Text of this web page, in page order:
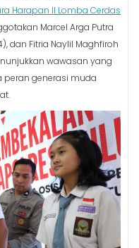
Harapan II Lomba Cerdas
Marcel Arga Putra
dan Fitria Naylil Maghfiroh
wawasan yang
peran generasi muda